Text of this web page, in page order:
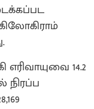
எரிவாயுவை 14.2
நிரப்ப